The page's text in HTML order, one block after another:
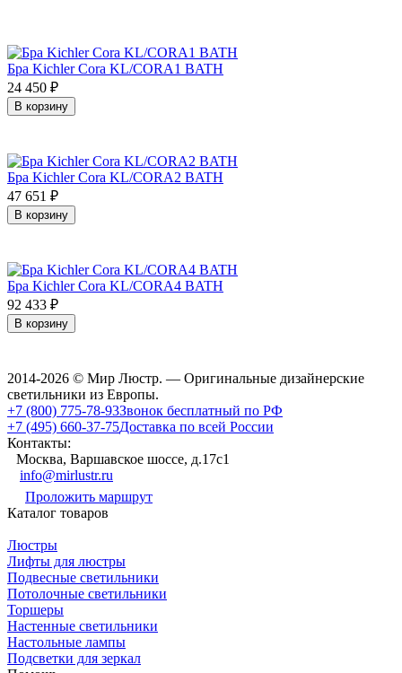
Бра Kichler Cora KL/CORA1 BATH
24 450 ₽
В корзину
Бра Kichler Cora KL/CORA2 BATH
47 651 ₽
В корзину
Бра Kichler Cora KL/CORA4 BATH
92 433 ₽
В корзину
2014-2026 © Мир Люстр. — Оригинальные дизайнерские
светильники из Европы.
+7 (800) 775-78-93Звонок бесплатный по РФ
+7 (495) 660-37-75Доставка по всей России
Контакты:
Москва, Варшавское шоссе, д.17c1
info@mirlustr.ru
Проложить маршрут
Каталог товаров
Люстры
Лифты для люстры
Подвесные светильники
Потолочные светильники
Торшеры
Настенные светильники
Настольные лампы
Подсветки для зеркал